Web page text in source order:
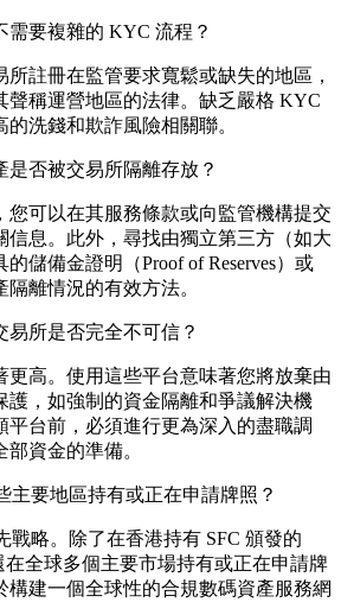
需要複雜的 KYC 流程？
註冊在監管要求寬鬆或缺失的地區，
聲稱運營地區的法律。缺乏嚴格 KYC
洗錢和欺詐風險相關聯。
是否被交易所隔離存放？
您可以在其服務條款或向監管機構提交
信息。此外，尋找由獨立第三方（如大
儲備金證明（Proof of Reserves）或
離情況的有效方法。
易所是否完全不可信？
更高。使用這些平台意味著您將放棄由
護，如強制的資金隔離和爭議解決機
平台前，必須進行更為深入的盡職調
資金的準備。
主要地區持有或正在申請牌照？
戰略。除了在香港持有 SFC 頒發的
在全球多個主要市場持有或正在申請牌
構建一個全球性的合規數碼資產服務網